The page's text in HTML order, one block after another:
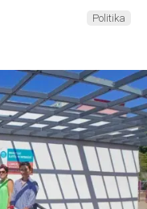
Politika